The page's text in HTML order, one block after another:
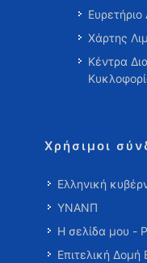
Χάρτης
Κέντρα
Χρήσιμοι
Ελληνική
ΥΝΑΝΠ
Η σελίδα μου -
Επιτελική